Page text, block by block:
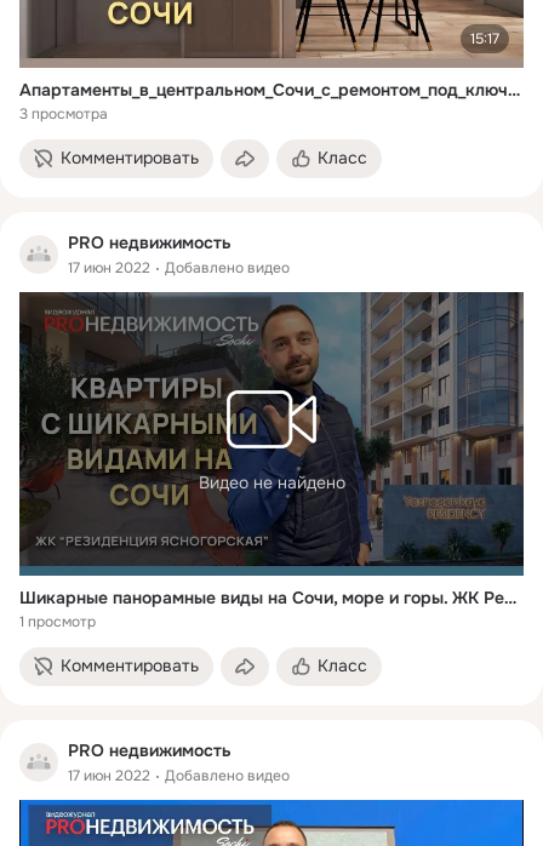
15:17
Апартаменты_в_центральном_Сочи_с_ремонтом_под_ключ_АК_Пушкин_PUSHKINN (1)
3 просмотра
Комментировать Класс
PRO недвижимость
17 июн 2022 Добавлено видео
Видео не найдено
Шикарные панорамные виды на Сочи, море и горы. ЖК Резиденция Ясногорская. Обзор новостройки в Сочи.
1 просмотр
Комментировать Класс
PRO недвижимость
17 июн 2022 Добавлено видео